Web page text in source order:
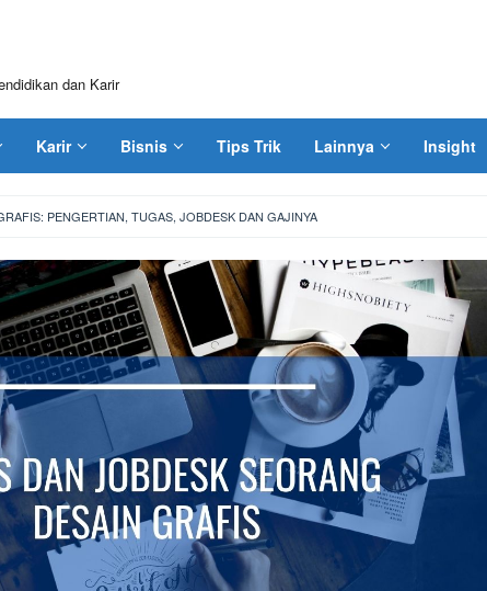
dan Karir
Karir Bisnis Tips Trik Lainnya Insight
PENGERTIAN, TUGAS, JOBDESK DAN GAJINYA